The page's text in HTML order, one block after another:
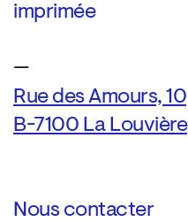
imprimée
—
Rue des Amours, 10
B-7100 La Louvière
Nous contacter